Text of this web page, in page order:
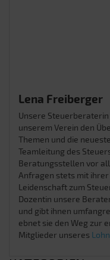
Lena Freiberger
Unsere
unserem Verein den
Themen und die
Teamleitung des
Beratungsstellen vor
Anfragen stets mit
Leidenschaft zum
Dozentin unsere
und gibt ihnen
ebnet sie den Weg zur
Mitglieder unseres